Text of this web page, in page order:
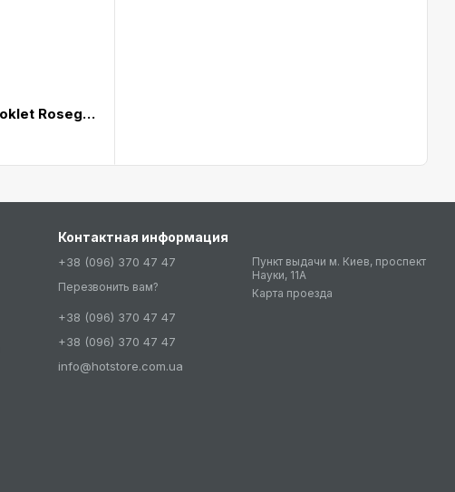
Чохол White Diamonds Booklet Rosegold for iPad mini Retina (6011TRI56)
Контактная информация
+38 (096) 370 47 47
Перезвонить вам?
+38 (096) 370 47 47
+38 (096) 370 47 47
info@hotstore.com.ua
Пункт выдачи м. Киев, проспект
Науки, 11А
Карта проезда